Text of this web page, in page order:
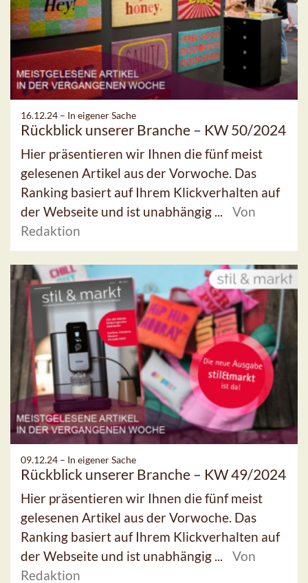
16.12.24 – In eigener Sache
Rückblick unserer Branche – KW 50/2024
Hier präsentieren wir Ihnen die fünf meist
gelesenen Artikel aus der Vorwoche. Das
Ranking basiert auf Ihrem Klickverhalten auf
der Webseite und ist unabhängig ...
Von
Redaktion
09.12.24 – In eigener Sache
Rückblick unserer Branche – KW 49/2024
Hier präsentieren wir Ihnen die fünf meist
gelesenen Artikel aus der Vorwoche. Das
Ranking basiert auf Ihrem Klickverhalten auf
der Webseite und ist unabhängig ...
Von
Redaktion